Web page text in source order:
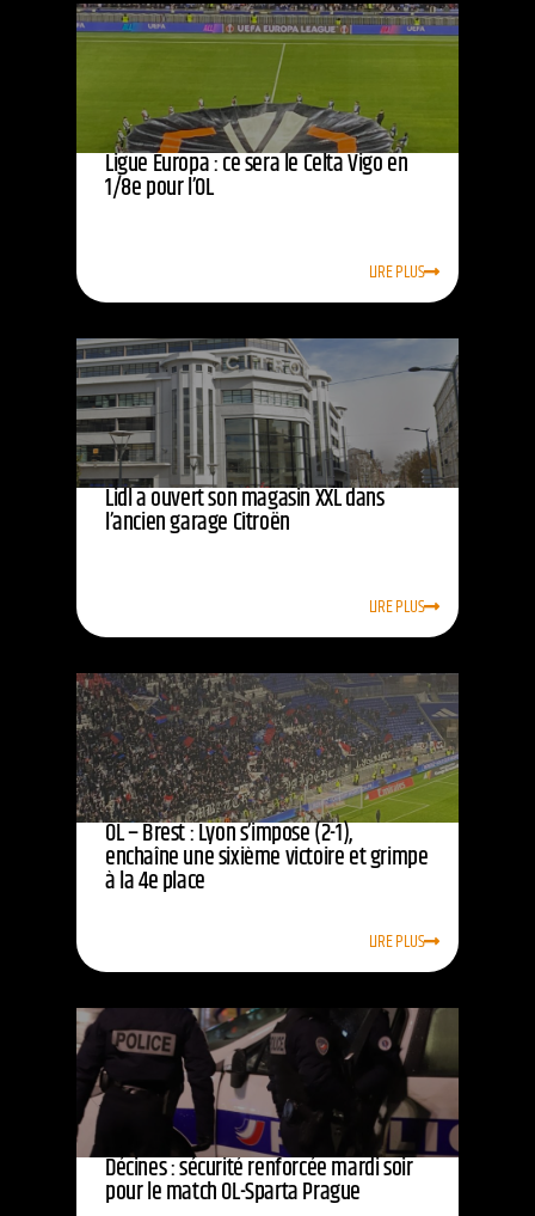
Ligue Europa : ce sera le Celta Vigo en
1/8e pour l’OL
LIRE PLUS
Lidl a ouvert son magasin XXL dans
l’ancien garage Citroën
LIRE PLUS
OL – Brest : Lyon s’impose (2-1),
enchaîne une sixième victoire et grimpe
à la 4e place
LIRE PLUS
Décines : sécurité renforcée mardi soir
pour le match OL-Sparta Prague